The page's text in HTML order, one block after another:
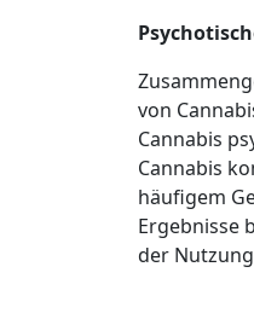
von
Cannabis
Cannabis
häufigem
Ergebnisse
der